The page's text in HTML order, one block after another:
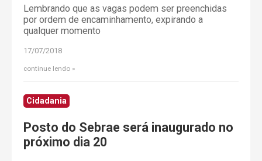
Lembrando que as vagas podem ser preenchidas
por ordem de encaminhamento, expirando a
qualquer momento
17/07/2018
continue lendo
Cidadania
Posto do Sebrae será inaugurado no
próximo dia 20